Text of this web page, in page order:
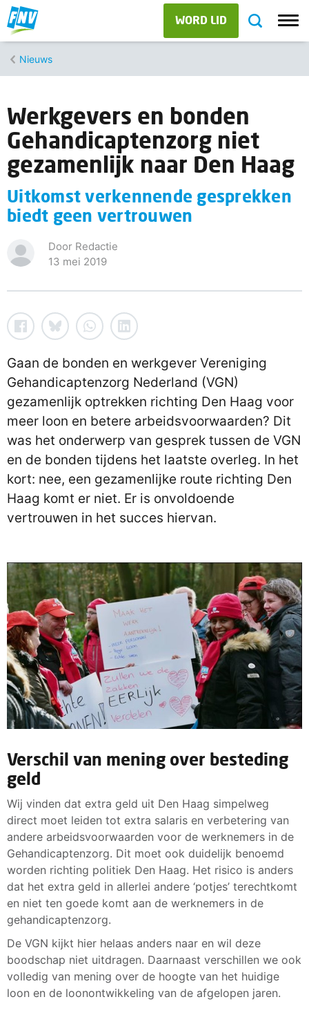
WORD LID
Nieuws
Werkgevers en bonden
Gehandicaptenzorg niet
gezamenlijk naar Den Haag
Uitkomst verkennende gesprekken
biedt geen vertrouwen
Door Redactie
13 mei 2019
Gaan de bonden en werkgever Vereniging
Gehandicaptenzorg Nederland (VGN)
gezamenlijk optrekken richting Den Haag voor
meer loon en betere arbeidsvoorwaarden? Dit
was het onderwerp van gesprek tussen de VGN
en de bonden tijdens het laatste overleg. In het
kort: nee, een gezamenlijke route richting Den
Haag komt er niet. Er is onvoldoende
vertrouwen in het succes hiervan.
Verschil van mening over besteding
geld
Wij vinden dat extra geld uit Den Haag simpelweg
direct moet leiden tot extra salaris en verbetering van
andere arbeidsvoorwaarden voor de werknemers in de
Gehandicaptenzorg. Dit moet ook duidelijk benoemd
worden richting politiek Den Haag. Het risico is anders
dat het extra geld in allerlei andere ‘potjes’ terechtkomt
en niet ten goede komt aan de werknemers in de
gehandicaptenzorg.
De VGN kijkt hier helaas anders naar en wil deze
boodschap niet uitdragen. Daarnaast verschillen we ook
volledig van mening over de hoogte van het huidige
loon en de loonontwikkeling van de afgelopen jaren.